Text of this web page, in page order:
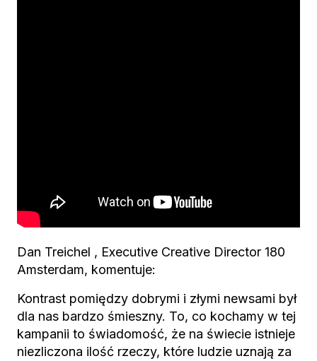
Dan Treichel , ‎Executive Creative Director 180
Amsterdam, komentuje:
Kontrast pomiędzy dobrymi i złymi newsami był
dla nas bardzo śmieszny. To, co kochamy w tej
kampanii to świadomość, że na świecie istnieje
niezliczona ilość rzeczy, które ludzie uznają za